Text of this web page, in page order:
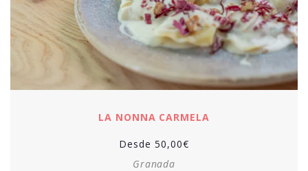
LA NONNA CARMELA
Desde 50,00€
Granada